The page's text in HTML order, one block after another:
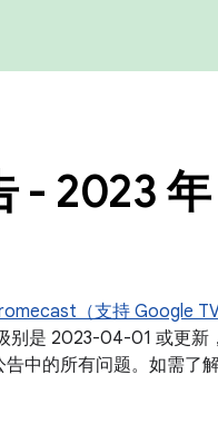
- 2023 年
（支持 Google
别是 2023-04-01 或更新
中的所有问题。如需了